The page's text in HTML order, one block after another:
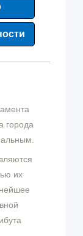
города
их